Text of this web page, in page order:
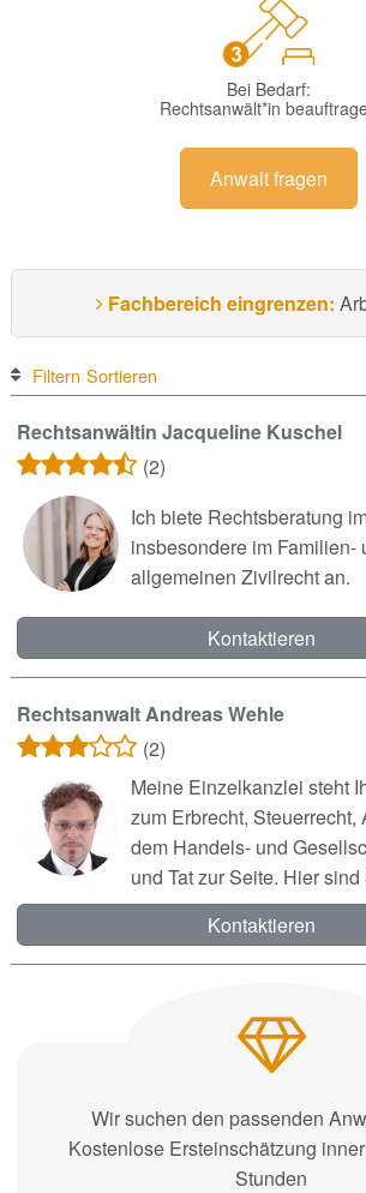
Bei Bedarf:
Rechtsanwält*in
Anwalt fragen
Fachbereich eingrenzen:
Filtern Sortieren
Rechtsanwältin Jacqueline Kuschel
(2)
Ich biete Rechtsberatung
insbesondere im Familien-
allgemeinen Zivilrecht an.
Kontaktieren
Rechtsanwalt Andreas Wehle
(2)
Meine Einzelkanzlei steht
zum Erbrecht, Steuerrecht,
dem Handels- und
und Tat zur Seite. Hier
Kontaktieren
Wir suchen den passenden
Kostenlose Ersteinschätzung
Stunden